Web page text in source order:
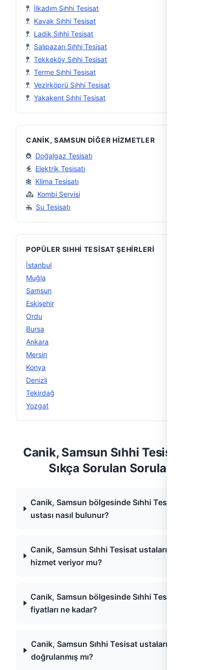
İlkadım Sıhhi Tesisat
Kavak Sıhhi Tesisat
Ladik Sıhhi Tesisat
Salıpazarı Sıhhi Tesisat
Tekkeköy Sıhhi Tesisat
Terme Sıhhi Tesisat
Vezirköprü Sıhhi Tesisat
Yakakent Sıhhi Tesisat
CANIK, SAMSUN DIĞER HIZMETLER
Doğalgaz Tesisatı
Elektrik Tesisatı
Klima Tesisatı
Kombi Servisi
Su Tesisatı
POPÜLER SIHHI TESISAT ŞEHIRLERI
İstanbul
Muğla
Samsun
Eskişehir
Ordu
Bursa
Ankara
Mersin
Konya
Denizli
Tekirdağ
Yozgat
Canik, Samsun Sıhhi Tesisat —
Sıkça Sorulan Sorular
Canik, Samsun bölgesinde Sıhhi Tesisat
ustası nasıl bulunur?
Canik, Samsun Sıhhi Tesisat ustaları acil
hizmet veriyor mu?
Canik, Samsun bölgesinde Sıhhi Tesisat
fiyatları ne kadar?
Canik, Samsun Sıhhi Tesisat ustaları
doğrulanmış mı?